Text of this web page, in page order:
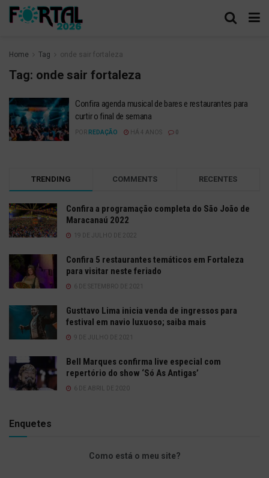
Home Tag onde sair fortaleza
Tag: onde sair fortaleza
Confira agenda musical de bares e restaurantes para
curtir o final de semana
POR REDAÇÃO HÁ 4 ANOS
TRENDING COMMENTS RECENTES
Confira a programação completa do São João de
Maracanaú 2022
19 DE JULHO DE 2022
Confira 5 restaurantes temáticos em Fortaleza
para visitar neste feriado
6 DE SETEMBRO DE 2021
Gusttavo Lima inicia venda de ingressos para
festival em navio luxuoso; saiba mais
9 DE JULHO DE 2021
Bell Marques confirma live especial com
repertório do show ‘Só As Antigas’
6 DE ABRIL DE 2020
Enquetes
Como está o meu site?